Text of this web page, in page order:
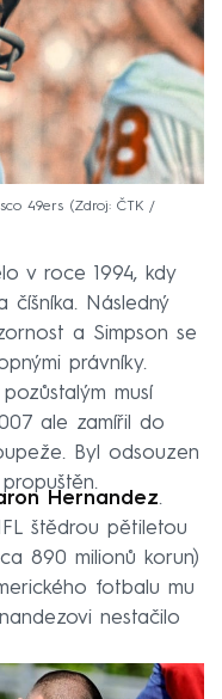
49ers
Zdroj: ČTK /
v roce 1994, kdy
číšníka. Následný
a Simpson se
právníky.
musí
ale zamířil do
Byl odsouzen
Hernandez.
štědrou pětiletou
890 milionů korun)
fotbalu mu
nestačilo